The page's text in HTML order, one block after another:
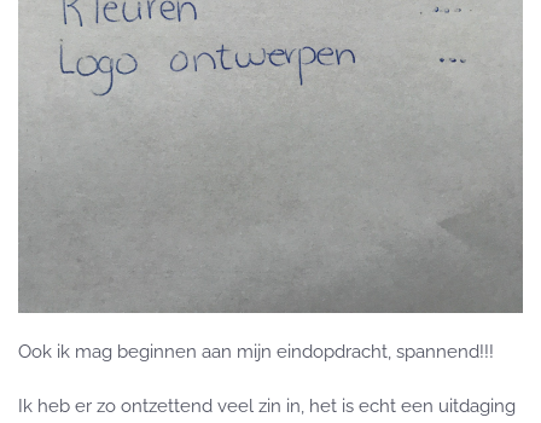
Ook ik mag beginnen aan mijn eindopdracht, spannend!!!
Ik heb er zo ontzettend veel zin in, het is echt een uitdaging